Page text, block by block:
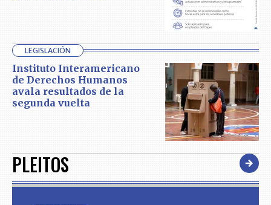
LEGISLACIÓN
Instituto Interamericano
de Derechos Humanos
avala resultados de la
segunda vuelta
PLEITOS